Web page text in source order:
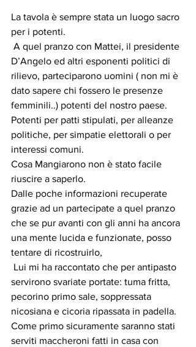
La tavola è sempre stata un luogo sacro
per i potenti.
D’Angelo ed altri esponenti politici di
rilievo, parteciparono uomini ( non mi è
dato sapere chi fossero le presenze
femminili..) potenti del nostro paese.
Potenti per patti stipulati, per alleanze
politiche, per simpatie elettorali o per
interessi comuni.
Cosa Mangiarono non è stato facile
riuscire a saperlo.
Dalle poche informazioni recuperate
grazie ad un partecipate a quel pranzo
che se pur avanti con gli anni ha ancora
una mente lucida e funzionate, posso
tentare di ricostruirlo,
servirono svariate portate: tuma fritta,
pecorino primo sale, soppressata
nicosiana e cicoria ripassata in padella.
Come primo sicuramente saranno stati
serviti maccheroni fatti in casa con